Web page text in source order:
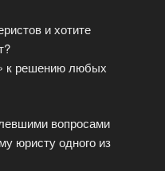
и хотите
к решению любых
вопросами
юристу одного из